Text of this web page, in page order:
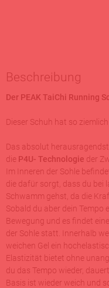
Beschreibung
Der PEAK TaiChi Running
Dieser Schuh hat so
Das absolut
die P4U- Technologie der
Im Inneren der Sohle
die dafür sorgt, dass du bei
Schwamm gehst, da die
Sobald du aber dein Tempo
Bewegung und es findet
der Sohle statt. Innerhalb
weichen Gel ein
Elastizität bietet ohne
du das Tempo wieder,
Basis ist wieder weich und